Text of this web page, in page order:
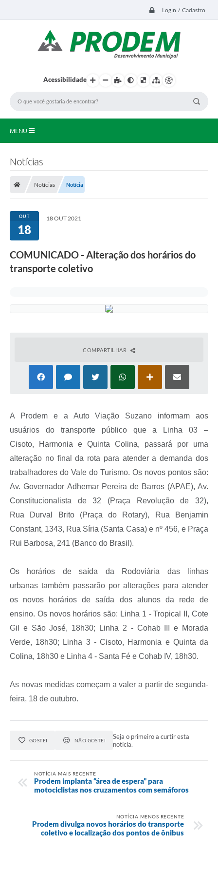
Login / Cadastro
Acessibilidade
MENU
LEGISLAÇÃO
COLABORADOR
Notícias
Notícias
Notícias Notícia
OUT
18
18 OUT 2021
COMUNICADO - Alteração dos horários do
transporte coletivo
COMPARTILHAR
A Prodem e a Auto Viação Suzano informam aos
usuários do transporte público que a Linha 03 –
Cisoto, Harmonia e Quinta Colina, passará por uma
alteração no final da rota para atender a demanda dos
trabalhadores do Vale do Turismo. Os novos pontos são:
Av. Governador Adhemar Pereira de Barros (APAE), Av.
Constitucionalista de 32 (Praça Revolução de 32),
Rua Durval Brito (Praça do Rotary), Rua Benjamin
Constant, 1343, Rua Síria (Santa Casa) e nº 456, e Praça
Rui Barbosa, 241 (Banco do Brasil).
Os horários de saída da Rodoviária das linhas
urbanas também passarão por alterações para atender
os novos horários de saída dos alunos da rede de
ensino. Os novos horários são: Linha 1 - Tropical II, Cote
Gil e São José, 18h30; Linha 2 - Cohab III e Morada
Verde, 18h30; Linha 3 - Cisoto, Harmonia e Quinta da
Colina, 18h30 e Linha 4 - Santa Fé e Cohab IV, 18h30.
As novas medidas começam a valer a partir de segunda-
feira, 18 de outubro.
GOSTEI NÃO GOSTEI
Seja o primeiro a curtir esta
notícia.
NOTÍCIA MAIS RECENTE
Prodem implanta “área de espera” para
motociclistas nos cruzamentos com semáforos
NOTÍCIA MENOS RECENTE
Prodem divulga novos horários do transporte
coletivo e localização dos pontos de ônibus